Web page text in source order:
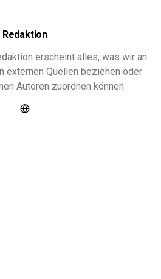
Redaktion
erscheint alles, was wir an
externen Quellen beziehen oder
Autoren zuordnen können.